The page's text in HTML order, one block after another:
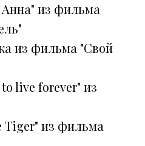
из фильма
из фильма "Свой
live forever" из
Tiger" из фильма